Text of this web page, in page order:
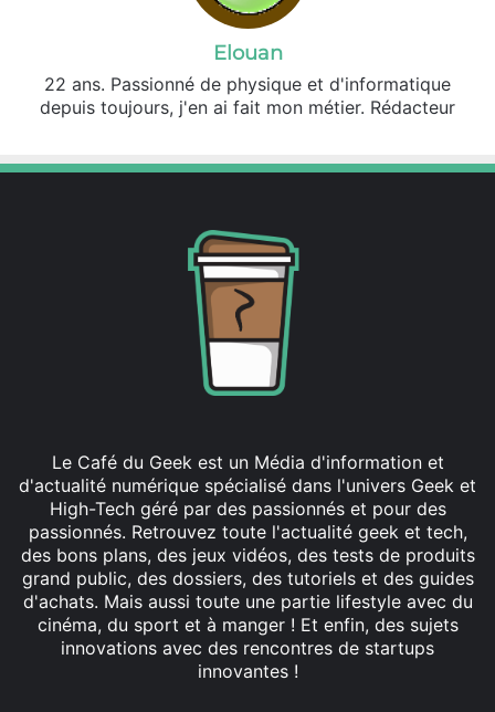
Elouan
22 ans. Passionné de physique et d'informatique
depuis toujours, j'en ai fait mon métier. Rédacteur
Le Café du Geek est un Média d'information et
d'actualité numérique spécialisé dans l'univers Geek et
High-Tech géré par des passionnés et pour des
passionnés. Retrouvez toute l'actualité geek et tech,
des bons plans, des jeux vidéos, des tests de produits
grand public, des dossiers, des tutoriels et des guides
d'achats. Mais aussi toute une partie lifestyle avec du
cinéma, du sport et à manger ! Et enfin, des sujets
innovations avec des rencontres de startups
innovantes !